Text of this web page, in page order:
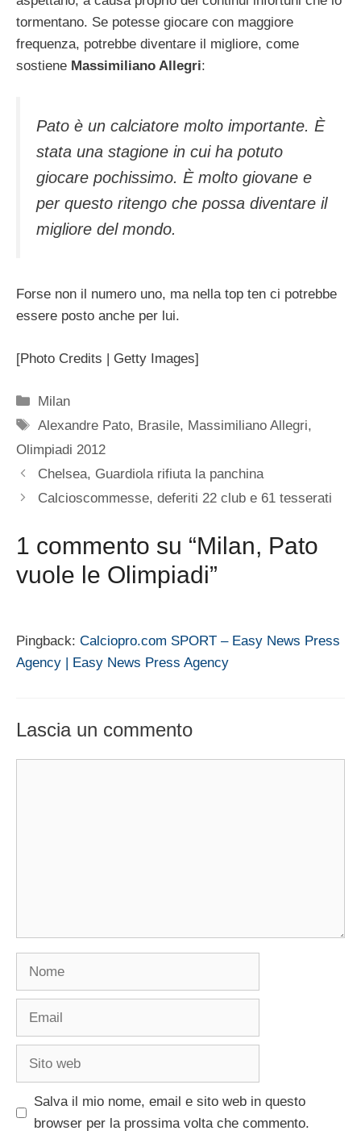
tormentano. Se potesse giocare con maggiore
frequenza, potrebbe diventare il migliore, come
sostiene Massimiliano Allegri:
Pato è un calciatore molto importante. È
stata una stagione in cui ha potuto
giocare pochissimo. È molto giovane e
per questo ritengo che possa diventare il
migliore del mondo.
Forse non il numero uno, ma nella top ten ci potrebbe
essere posto anche per lui.
[Photo Credits | Getty Images]
Categorie
Milan
Tag
Alexandre Pato, Brasile, Massimiliano Allegri,
Olimpiadi 2012
Chelsea, Guardiola rifiuta la panchina
Calcioscommesse, deferiti 22 club e 61 tesserati
1 commento su “Milan, Pato
vuole le Olimpiadi”
Pingback: Calciopro.com SPORT – Easy News Press
Agency | Easy News Press Agency
Lascia un commento
Nome
Email
Sito
Salva il mio nome, email e sito web in questo
browser per la prossima volta che commento.